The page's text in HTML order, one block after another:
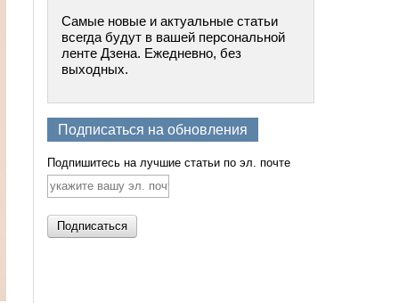
Самые новые и актуальные статьи
всегда будут в вашей персональной
ленте Дзена. Ежедневно, без
выходных.
Подписаться на обновления
Подпишитесь на лучшие статьи по эл. почте